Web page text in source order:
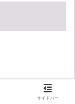
サイドバー